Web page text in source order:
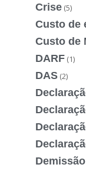
Crise (5)
Custo de
Custo de
DARF (1)
DAS (2)
Demissão